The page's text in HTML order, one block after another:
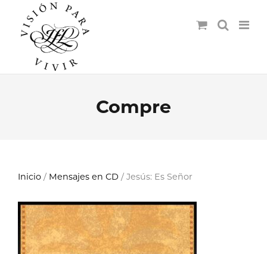
Compre
Inicio / Mensajes en CD / Jesús: Es Señor